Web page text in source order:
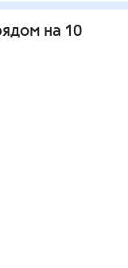
на 10